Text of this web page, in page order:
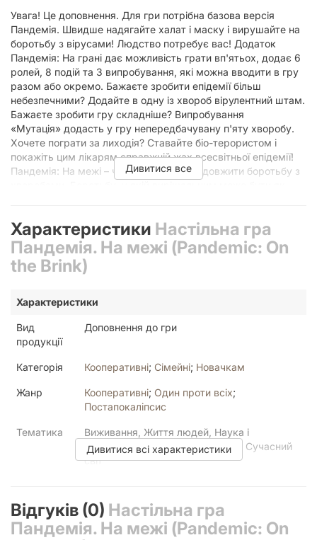
Увага! Це доповнення. Для гри потрібна базова версія
Пандемія. Швидше надягайте халат і маску і вирушайте на
боротьбу з вірусами! Людство потребує вас! Додаток
Пандемія: На грані дає можливість грати вп'ятьох, додає 6
ролей, 8 подій та 3 випробування, які можна вводити в гру
разом або окремо. Бажаєте зробити епідемії більш
небезпечними? Додайте в одну із хвороб вірулентний штам.
Бажаєте зробити гру складніше? Випробування
«Мутація» додасть у гру непередбачувану п'яту хворобу.
Хочете пограти за лиходія? Ставайте біо-терористом і
покажіть цим лікарям справжній жах всесвітньої епідемії!
Пандемія: На межі – чудова нагода продовжити боротьбу з
Дивитися все
Характеристики Настільна гра
Пандемія. На межі (Pandemic: On
the Brink)
Характеристики
Вид
продукції
Доповнення до гри
Категорія Кооперативні; Сімейні; Новачкам
Жанр Кооперативні; Один проти всіх;
Постапокаліпсис
Тематика
Виживання, Життя людей, Наука і
технології, Подорожі і відкриття, Сучасний
світ
Серія Пандемія
Базова гра Пандемія
Дивитися всі характеристики
Відгуків (0) Настільна гра
Пандемія. На межі (Pandemic: On